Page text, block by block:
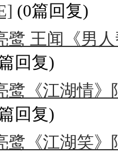
(0篇回复)
鹭 王闻《男
回复)
鹭《江湖情
回复)
鹭《江湖笑